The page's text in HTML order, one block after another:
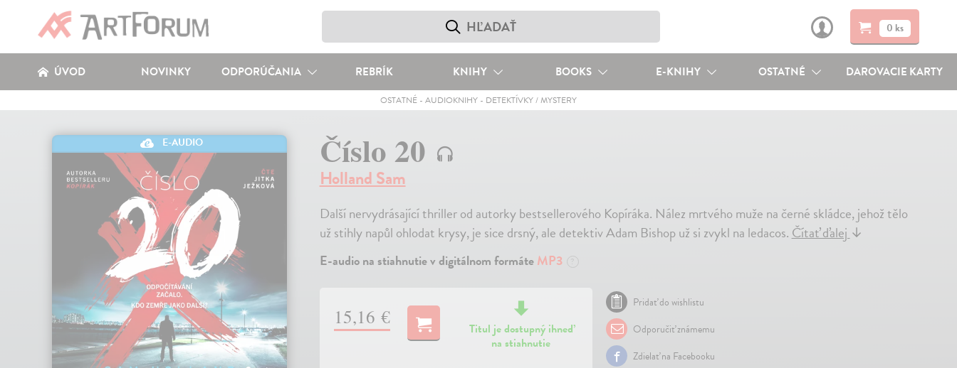
0 ks
ÚVOD NOVINKY ODPORÚČANIA REBRÍK KNIHY BOOKS E-KNIHY OSTATNÉ DAROVACIE KARTY
OSTATNÉ- AUDIOKNIHY- DETEKTÍVKY / MYSTERY
E-AUDIO Číslo 20
Holland Sam
Další nervydrásající thriller od autorky bestsellerového Kopíráka. Nález mrtvého muže na černé skládce, jehož tělo
už stihly napůl ohlodat krysy, je sice drsný, ale detektiv Adam Bishop už si zvykl na ledacos.Čítať ďalej↓
E-audio na stiahnutie v digitálnom formáteMP3 ?
15,16 €
Titul je dostupný ihneď
na stiahnutie
Pridať do wishlistu
Odporučiť známemu
Zdielať na Facebooku